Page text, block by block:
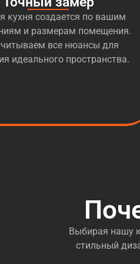
кухня создается по вашим
и размерам помещения.
все нюансы для
идеального пространства.
Выбирая нашу
стильный